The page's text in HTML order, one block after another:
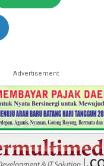
Advertisement